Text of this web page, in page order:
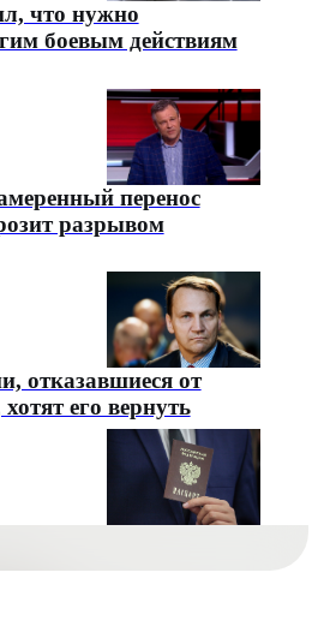
что нужно
боевым действиям
перенос
разрывом
отказавшиеся от
его вернуть